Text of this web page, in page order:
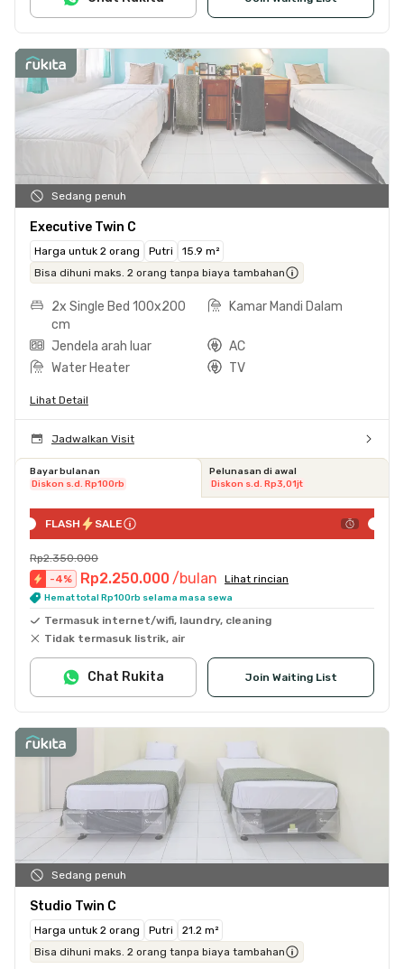
Sedang penuh
Executive Twin C
Harga untuk 2 orang Putri
15.9 m²
Bisa dihuni maks. 2 orang tanpa biaya tambahan
2x Single Bed 100x200
cm
Kamar Mandi Dalam
Jendela arah luar
AC
Water Heater
TV
Lihat Detail
Jadwalkan Visit
Bayar bulanan
Diskon s.d. Rp100rb
Pelunasan di awal
Diskon s.d. Rp3,01jt
FLASH SALE
Rp2.350.000
-4% Rp2.250.000 /bulan Lihat rincian
Hemat total Rp100rb selama masa sewa
Termasuk internet/wifi, laundry, cleaning
Tidak termasuk listrik, air
Join Waiting List
Chat Rukita
Sedang penuh
Studio Twin C
Harga untuk 2 orang Putri
21.2 m²
Bisa dihuni maks. 2 orang tanpa biaya tambahan